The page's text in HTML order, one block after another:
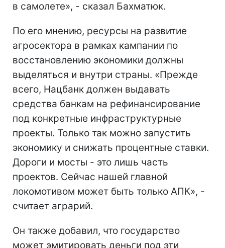
в самолете», - сказал Бахматюк.
По его мнению, ресурсы на развитие
агросектора в рамках кампании по
восстановлению экономики должны
выделяться и внутри страны. «Прежде
всего, Нацбанк должен выдавать
средства банкам на рефинансирование
под конкретные инфраструктурные
проекты. Только так можно запустить
экономику и снижать процентные ставки.
Дороги и мосты - это лишь часть
проектов. Сейчас нашей главной
локомотивом может быть только АПК», -
считает аграрий.
Он также добавил, что государство
может эмитировать деньги под эти